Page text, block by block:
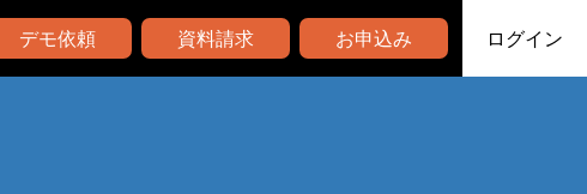
デモ依頼 資料請求 お申込み ログイン